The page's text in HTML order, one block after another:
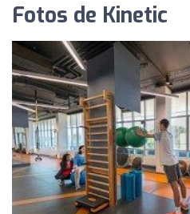
Fotos de Kinetic